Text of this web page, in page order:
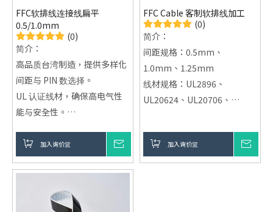
FFC软排线连接线扁平
0.5/1.0mm
(0)
简介：
高品质台湾制造，提供多样化
间距与 PIN 数选择。
UL 认证线材，确保高电气性
能与安全性。
品需求。加入询价篮
FFC Cable 客制软排线加工
(0)
简介：
间距规格：0.5mm、
1.0mm、1.25mm
线材规格：UL2896、
UL20624、UL20706、
适用范围：广泛应用于各类电
脑电子产品，符合国际UL认证
服务类型：提供客制化、来料
加入询价篮